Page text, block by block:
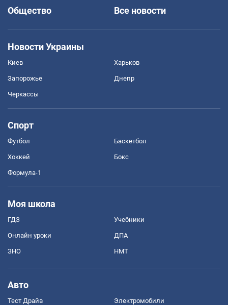
Общество
Все новости
Новости Украины
Киев Харьков
Запорожье Днепр
Черкассы
Спорт
Футбол Баскетбол
Хоккей Бокс
Формула-1
Моя школа
ГДЗ Учебники
Онлайн уроки ДПА
ЗНО НМТ
Авто
Тест Драйв Электромобили